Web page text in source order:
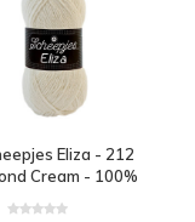
Eliza - 212
Cream - 100%